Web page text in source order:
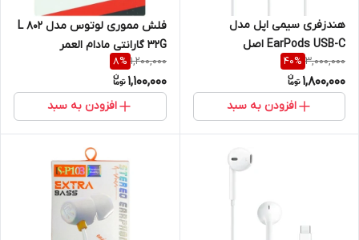
هندزفری سیمی اپل مدل
EarPods USB-C اصل
3,000,000
40%
1,800,000
افزودن به سبد
فلش مموری لوتوس مدل L 802
32G گارانتی مادام العمر
1,200,000
8%
1,100,000
افزودن به سبد